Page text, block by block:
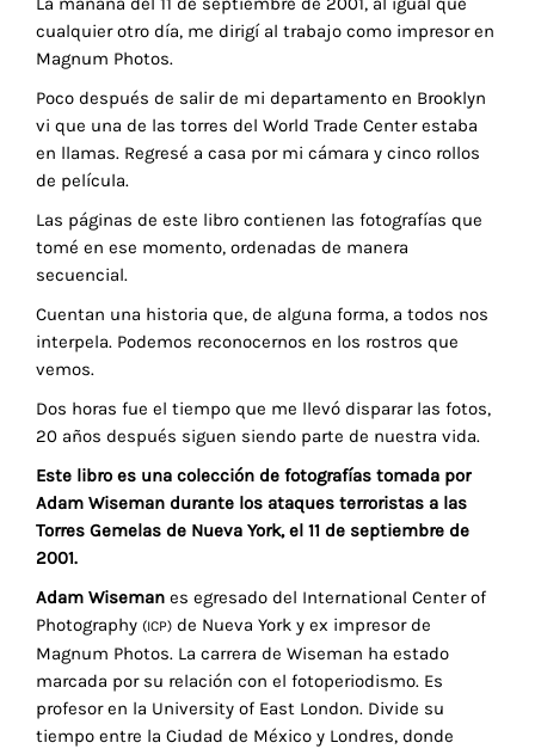
cualquier otro día, me dirigí al trabajo como impresor en
Magnum Photos.
Poco después de salir de mi departamento en Brooklyn
vi que una de las torres del World Trade Center estaba
en llamas. Regresé a casa por mi cámara y cinco rollos
de película.
Las páginas de este libro contienen las fotografías que
tomé en ese momento, ordenadas de manera
secuencial.
Cuentan una historia que, de alguna forma, a todos nos
interpela. Podemos reconocernos en los rostros que
vemos.
Dos horas fue el tiempo que me llevó disparar las fotos,
20 años después siguen siendo parte de nuestra vida.
Este libro es una colección de fotografías tomada por
Adam Wiseman durante los ataques terroristas a las
Torres Gemelas de Nueva York, el 11 de septiembre de
2001.
Adam Wiseman es egresado del International Center of
Photography (ICP) de Nueva York y ex impresor de
Magnum Photos. La carrera de Wiseman ha estado
marcada por su relación con el fotoperiodismo. Es
profesor en la University of East London. Divide su
tiempo entre la Ciudad de México y Londres, donde